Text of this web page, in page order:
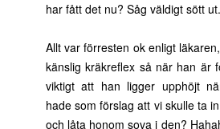
har fått det nu? Såg väldigt sött ut.
Allt var förresten ok enligt
känslig kräkreflex så när han är
viktigt att han ligger upphöjt
hade som förslag att vi skulle ta
och låta honom sova i den?